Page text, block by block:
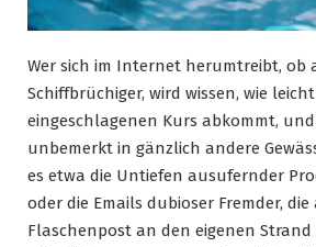
Wer sich im Internet herumtreibt, ob
Schiffbrüchiger, wird wissen, wie
eingeschlagenen Kurs abkommt,
unbemerkt in gänzlich andere
es etwa die Untiefen ausufernder
oder die Emails dubioser Fremder,
Flaschenpost an den eigenen